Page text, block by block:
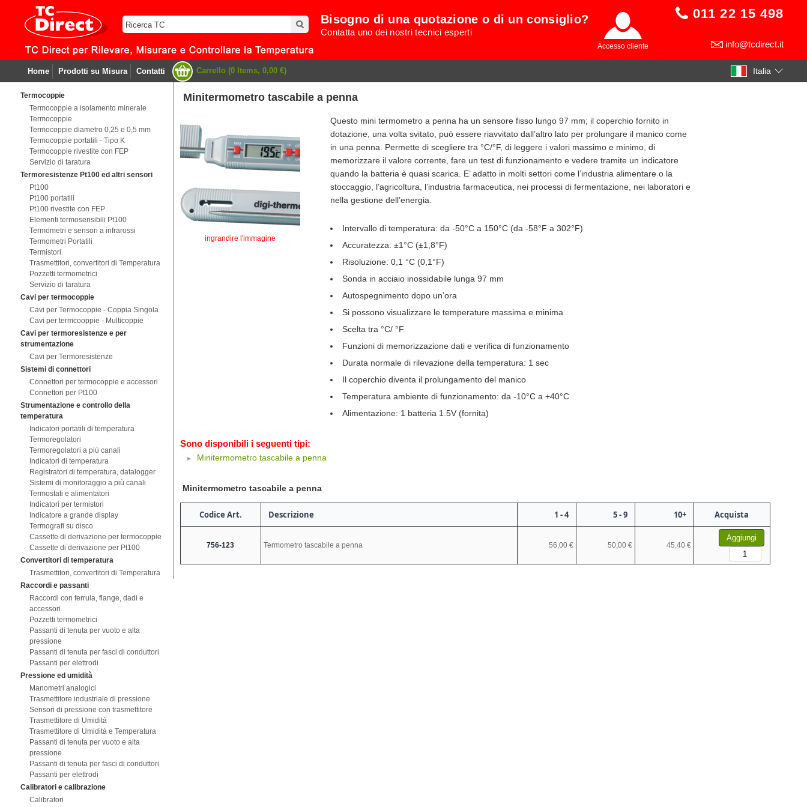
Italia
011 22 15 498
info@tcdirect.it
Accesso cliente
Bisogno di una quotazione o di un consiglio?
Contatta uno dei nostri tecnici esperti
Home Prodotti su Misura Contatti Carrello (0 Items, 0,00 €)
Termocoppie
Termocoppie a isolamento minerale
Termocoppie
Termocoppie diametro 0,25 e 0,5 mm
Termocoppie portatili - Tipo K
Termocoppie rivestite con FEP
Servizio di taratura
Termoresistenze Pt100 ed altri sensori
Pt100
Pt100 portatili
Pt100 rivestite con FEP
Elementi termosensibili Pt100
Termometri e sensori a infrarossi
Termometri Portatili
Termistori
Trasmettitori, convertitori di Temperatura
Pozzetti termometrici
Servizio di taratura
Cavi per termocoppie
Cavi per Termocoppie - Coppia Singola
Cavi per termcooppie - Multicoppie
Cavi per termoresistenze e per
strumentazione
Cavi per Termoresistenze
Sistemi di connettori
Connettori per termocoppie e accessori
Connettori per Pt100
Strumentazione e controllo della
temperatura
Indicatori portatili di temperatura
Termoregolatori
Termoregolatori a più canali
Indicatori di temperatura
Registratori di temperatura, datalogger
Sistemi di monitoraggio a più canali
Termostati e alimentatori
Indicatori per termistori
Indicatore a grande display
Termografi su disco
Cassette di derivazione per termocoppie
Cassette di derivazione per Pt100
Convertitori di temperatura
Trasmettitori, convertitori di Temperatura
Raccordi e passanti
Raccordi con ferrula, flange, dadi e
accessori
Pozzetti termometrici
Passanti di tenuta per vuoto e alta
pressione
Passanti di tenuta per fasci di conduttori
Passanti per elettrodi
Pressione ed umidità
Manometri analogici
Trasmettitore industriale di pressione
Sensori di pressione con trasmettitore
Trasmettitore di Umidità
Trasmettitore di Umidità e Temperatura
Passanti di tenuta per vuoto e alta
pressione
Passanti di tenuta per fasci di conduttori
Passanti per elettrodi
Calibratori e calibrazione
Calibratori
Minitermometro tascabile a penna
ingrandire l'immagine
Questo mini termometro a penna ha un sensore fisso lungo 97 mm; il coperchio fornito in
dotazione, una volta svitato, può essere riavvitato dall’altro lato per prolungare il manico come
in una penna. Permette di scegliere tra °C/°F, di leggere i valori massimo e minimo, di
memorizzare il valore corrente, fare un test di funzionamento e vedere tramite un indicatore
quando la batteria è quasi scarica. E’ adatto in molti settori come l’industria alimentare o la
stoccaggio, l’agricoltura, l’industria farmaceutica, nei processi di fermentazione, nei laboratori e
nella gestione dell’energia.
Intervallo di temperatura: da -50°C a 150°C (da -58°F a 302°F)
Accuratezza: ±1°C (±1,8°F)
Risoluzione: 0,1 °C (0,1°F)
Sonda in acciaio inossidabile lunga 97 mm
Autospegnimento dopo un’ora
Si possono visualizzare le temperature massima e minima
Scelta tra °C/ °F
Funzioni di memorizzazione dati e verifica di funzionamento
Durata normale di rilevazione della temperatura: 1 sec
Il coperchio diventa il prolungamento del manico
Temperatura ambiente di funzionamento: da -10°C a +40°C
Alimentazione: 1 batteria 1.5V (fornita)
Sono disponibili i seguenti tipi:
Minitermometro tascabile a penna
Minitermometro tascabile a penna
Codice Art. Descrizione 1 - 4 5 - 9 10+ Acquista
756-123 Termometro tascabile a penna 56,00 € 50,00 € 45,40 €
Aggiungi